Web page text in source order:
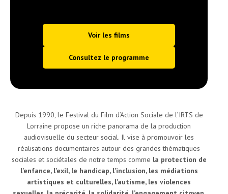
Voir les films
Consultez le programme
Depuis 1990, le Festival du Film d’Action Sociale de l’IRTS de
Lorraine propose un riche panorama de la production
audiovisuelle du secteur social. Il vise à promouvoir les
réalisations documentaires autour des grandes thématiques
sociales et sociétales de notre temps comme la protection de
l’enfance, l’exil, le handicap, l’inclusion, les médiations
artistiques et culturelles, l’autisme, les violences